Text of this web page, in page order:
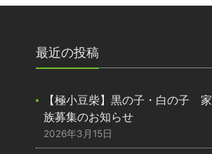
最近の投稿
【極小豆柴】黒の子・白の子 家
族募集のお知らせ
2026年3月15日